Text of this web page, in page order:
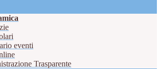
eventi
Trasparente